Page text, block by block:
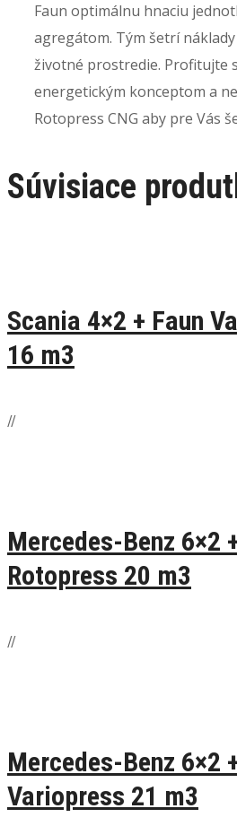
Faun optimálnu hnaciu
agregátom. Tým šetrí
životné prostredie. Profitujte
energetickým konceptom a
Rotopress CNG aby pre Vás
Súvisiace
Scania 4×2 + Faun
16 m3
//
Mercedes-Benz 6×2
Rotopress 20 m3
//
Mercedes-Benz 6×2
Variopress 21 m3